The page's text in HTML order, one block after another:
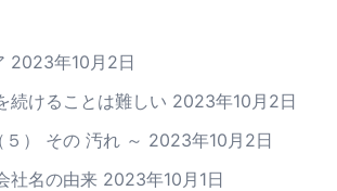
2023年10月2日
続けることは難しい 2023年10月2日
） その 汚れ ～ 2023年10月2日
社名の由来 2023年10月1日